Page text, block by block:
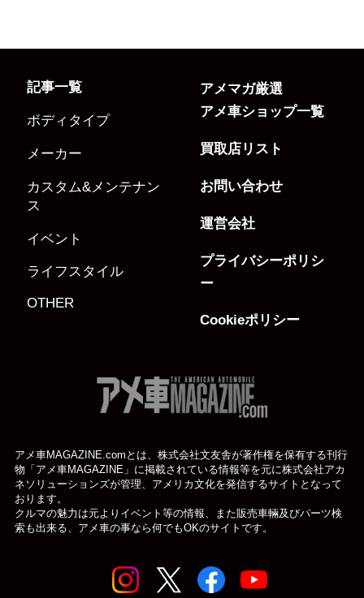
記事一覧
ボディタイプ
メーカー
カスタム&メンテナン
ス
イベント
ライフスタイル
OTHER
アメマガ厳選
アメ車ショップ一覧
買取店リスト
お問い合わせ
運営会社
プライバシーポリシ
ー
Cookieポリシー
アメ車MAGAZINE.comとは、株式会社文友舎が著作権を保有する刊行
物「アメ車MAGAZINE」に掲載されている情報等を元に株式会社アカ
ネソリューションズが管理、アメリカ文化を発信するサイトとなって
おります。
クルマの魅力は元よりイベント等の情報、また販売車輛及びパーツ検
索も出来る、アメ車の事なら何でもOKのサイトです。